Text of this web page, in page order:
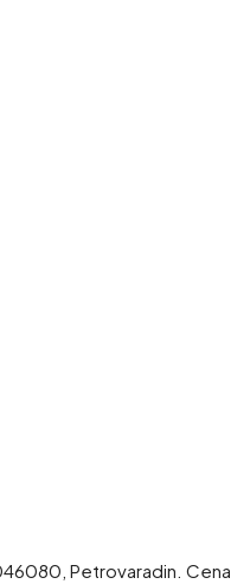
Petrovaradin. Cena